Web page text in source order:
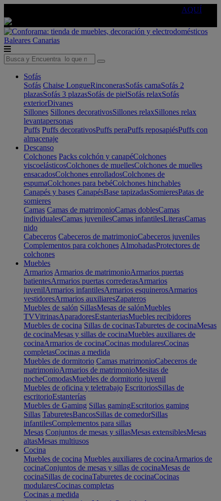
AQUÍ
Baleares Canarias
Sofás
Sofás Chaise LongueRinconerasSofás camaSofás 2
plazasSofás 3 plazasSofás de pielSofás relaxSofás
exteriorDivanes
Sillones Sillones decorativosSillones relaxSillones relax
levantapersonas
Puffs Puffs decorativosPuffs peraPuffs reposapiésPuffs con
almacenaje
Descanso
Colchones Packs colchón y canapéColchones
viscoelásticosColchones de muellesColchones de muelles
ensacadosColchones enrolladosColchones de
espumaColchones para bebéColchones hinchables
Canapés y bases CanapésBase tapizadasSomieresPatas de
somieres
Camas Camas de matrimonioCamas doblesCamas
individualesCamas juvenilesCamas infantilesLiterasCamas
nido
Cabeceros Cabeceros de matrimonioCabeceros juveniles
Complementos para colchones AlmohadasProtectores de
colchones
Muebles
Armarios Armarios de matrimonioArmarios puertas
batientesArmarios puertas correderasArmarios
juvenilArmarios infantilesArmarios esquinerosArmarios
vestidoresArmarios auxiliaresZapateros
Muebles de salón SillasMesas de salónMuebles
TVVitrinasAparadoresEstanteriasMuebles recibidores
Muebles de cocina Sillas de cocinasTaburetes de cocinaMesas
de cocinaMesas y sillas de cocinaMuebles auxiliares de
cocinaArmarios de cocinaCocinas modularesCocinas
completasCocinas a medida
Muebles de dormitorio Camas matrimonioCabeceros de
matrimonioArmarios de matrimonioMesitas de
nocheComodasMuebles de dormitorio juvenil
Muebles de oficina y teletrabajo EscritoriosSillas de
escritorioEstanterías
Muebles de Gaming Sillas gamingEscritorios gaming
Sillas TaburetesBancosSillas de comedorSillas
infantilesComplementos para sillas
Mesas Conjuntos de mesas y sillasMesas extensiblesMesas
altasMesas multiusos
Cocina
Muebles de cocina Muebles auxiliares de cocinaArmarios de
cocinaConjuntos de mesas y sillas de cocinaMesas de
cocinaSillas de cocinaTaburetes de cocinaCocinas
modularesCocinas completas
Cocinas a medida